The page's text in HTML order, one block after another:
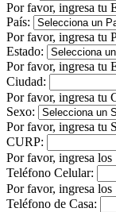
Por favor, ingresa tu
País:
Por favor, ingresa tu
Estado:
Por favor, ingresa tu
Ciudad:
Por favor, ingresa tu
Sexo:
Por favor, ingresa tu
CURP:
Por favor, ingresa los
Teléfono Celular:
Por favor, ingresa
Teléfono de Casa: